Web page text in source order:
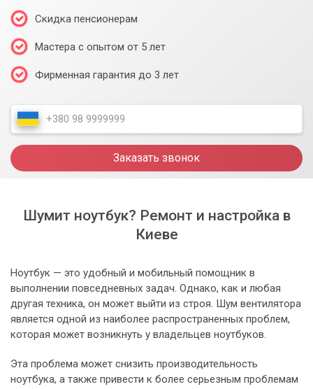
Скидка пенсионерам
Мастера с опытом от 5 лет
Фирменная гарантия до 3 лет
Заказать звонок
Шумит ноутбук? Ремонт и настройка в
Киеве
Ноутбук — это удобный и мобильный помощник в
выполнении повседневных задач. Однако, как и любая
другая техника, он может выйти из строя. Шум вентилятора
является одной из наиболее распространенных проблем,
которая может возникнуть у владельцев ноутбуков.
Эта проблема может снизить производительность
ноутбука, а также привести к более серьезным проблемам